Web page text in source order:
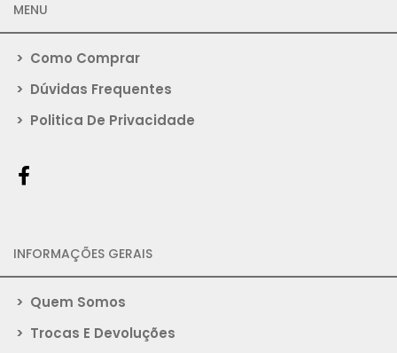
MENU
> Como Comprar
> Dúvidas Frequentes
> Politica De Privacidade
INFORMAÇÕES GERAIS
> Quem Somos
> Trocas E Devoluções